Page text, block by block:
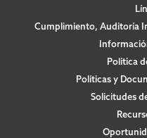
Cumplimiento, Auditoría
Política
Políticas y
Solicitudes